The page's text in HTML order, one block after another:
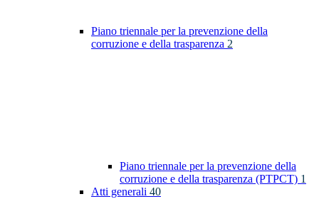
Piano triennale per la prevenzione della
corruzione e della trasparenza 2
Piano triennale per la prevenzione della
corruzione e della trasparenza (PTPCT) 1
Atti generali 40